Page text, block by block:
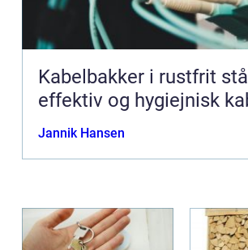
Kabelbakker i rustfrit
effektiv og hygiejnisk
Jannik Hansen